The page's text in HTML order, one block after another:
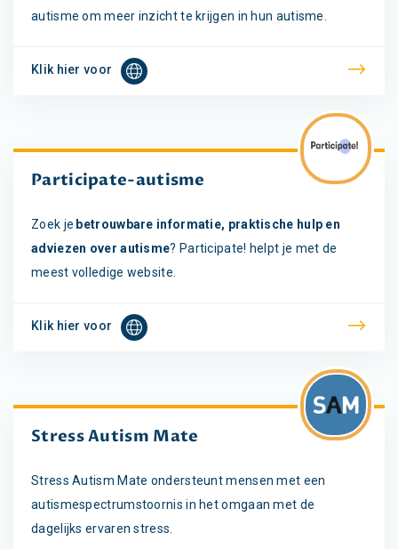
autisme om meer inzicht te krijgen in hun autisme.
Klik hier voor
Participate-autisme
Zoek je betrouwbare informatie, praktische hulp en
adviezen over autisme? Participate! helpt je met de
meest volledige website.
Klik hier voor
Stress Autism Mate
Stress Autism Mate ondersteunt mensen met een
autismespectrumstoornis in het omgaan met de
dagelijks ervaren stress.